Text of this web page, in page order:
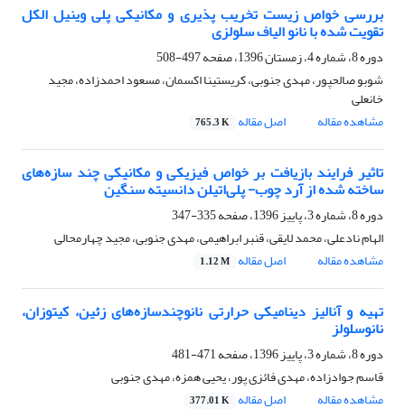
بررسی خواص زیست تخریب پذیری و مکانیکی پلی وینیل الکل
تقویت شده با نانو الیاف سلولزی
دوره 8، شماره 4، زمستان 1396، صفحه
497-508
شوبو صالحپور، مهدی جنوبی، کریستینا اکسمان، مسعود احمدزاده، مجید
خانعلی
مشاهده مقاله
اصل مقاله 765.3 K
تاثیر فرایند بازیافت بر خواص فیزیکی و مکانیکی چند سازه‌های
ساخته شده از آرد چوب- پلی‌اتیلن دانسیته سنگین
دوره 8، شماره 3، پاییز 1396، صفحه
335-347
الهام نادعلی، محمد لایقی، قنبر ابراهیمی، مهدی جنوبی، مجید چهارمحالی
مشاهده مقاله
اصل مقاله 1.12 M
تهیه و آنالیز دینامیکی حرارتی نانوچندسازه‌های زئین، کیتوزان،
نانوسلولز
دوره 8، شماره 3، پاییز 1396، صفحه
471-481
قاسم جوادزاده، مهدی فائزی پور، یحیی همزه، مهدی جنوبی
مشاهده مقاله
اصل مقاله 377.01 K